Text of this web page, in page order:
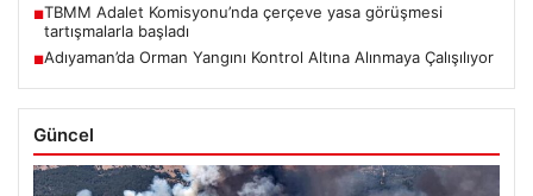
■TBMM Adalet Komisyonu’nda çerçeve yasa görüşmesi
tartışmalarla başladı
■Adıyaman’da Orman Yangını Kontrol Altına Alınmaya Çalışılıyor
Güncel